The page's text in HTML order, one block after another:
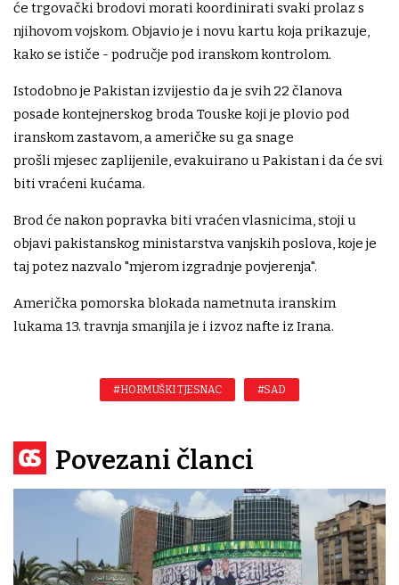
će trgovački brodovi morati koordinirati svaki prolaz s
njihovom vojskom. Objavio je i novu kartu koja prikazuje,
kako se ističe - područje pod iranskom kontrolom.
Istodobno je Pakistan izvijestio da je svih 22 članova
posade kontejnerskog broda Touske koji je plovio pod
iranskom zastavom, a američke su ga snage
prošli mjesec zaplijenile, evakuirano u Pakistan i da će svi
biti vraćeni kućama.
Brod će nakon popravka biti vraćen vlasnicima, stoji u
objavi pakistanskog ministarstva vanjskih poslova, koje je
taj potez nazvalo "mjerom izgradnje povjerenja".
Američka pomorska blokada nametnuta iranskim
lukama 13. travnja smanjila je i izvoz nafte iz Irana.
#HORMUŠKI TJESNAC #SAD
Povezani članci